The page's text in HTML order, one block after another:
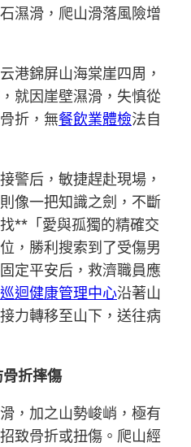
濕滑，爬山滑落風險增
港錦屏山海棠崖四周，
就因崖壁濕滑，失慎從
折，無餐飲業體檢法自
接警后，敏捷趕赴現場，
像一把知識之劍，不斷
**「愛與孤獨的精確交
，勝利搜索到了受傷男
定平安后，救濟職員應
巡迴健康管理中心沿著山
力轉移至山下，送往病
折摔傷
，加之山勢峻峭，極有
致骨折或扭傷。爬山經